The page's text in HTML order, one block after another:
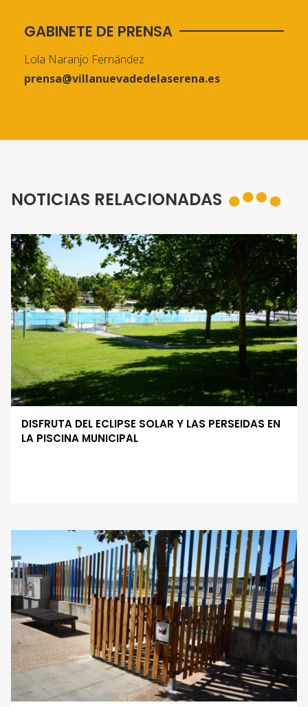
GABINETE DE PRENSA
Lola Naranjo Fernández
prensa@villanuevadedelaserena.es
NOTICIAS RELACIONADAS
DISFRUTA DEL ECLIPSE SOLAR Y LAS PERSEIDAS EN
LA PISCINA MUNICIPAL